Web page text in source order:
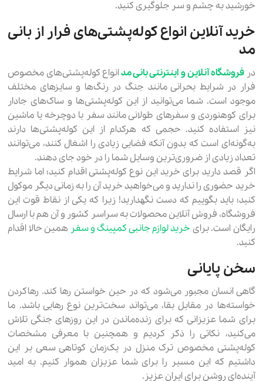
خورشید به چشم و سر جلوگیری کنید.
خرید آنلاین انواع کوله‌پشتی‌های فرار از بانی
مد
در فروشگاه آنلاین و اینترنتی بانی مدانواع کوله‌پشتی‌های مخصوص
فرار در شرایط بحرانی مانند جنگ در رنگ‌ها و سایزهای مختلف
موجود است. شما می‌توانید از این کوله‌پشتی‌ها و ساک‌های جادار
برای کوهنوردی و سفرهای طولانی مانند سفر با دوچرخه یا ماشین
نیز استفاده کنید. حجمی که هرکدام از این کوله‌پشتی‌ها دارند
به‌گونه‌ای است که بدون آنکه فضایی زیادی را اشغال کنند، می‌توانند
تعداد زیادی از ضروری‌ترین وسایل شما را در خود جای دهند.
اگر قصد دارید برای خرید این نوع کوله‌پشتی اقدام کنید؛ اما شرایط
خرید حضوری را ندارید و می‌خواهید خرید آن را به زمانی دیگر موکول
کنید؛ باید بگوییم که دست نگهدارید! زیرا که یکی از نقاط قوت این
فروشگاه، فروش آنلاین محصولات به سراسر کشور و آن هم با ارسال
رایگان است. برای خرید لوازم جانبی کمپینگ و سفر همین حالا اقدام
کنید.
سخن پایانی
گاهی انسان مجبور می‌شود که در حین خواستن رها کند. رهاکردن
خواسته‌ها در مقابل بقا، می‌تواند سخت‌ترین نوع رهایی باشد. ما
برای شما عزیزانی که برای زنده‌ماندن در این روزهای جنگی تلاش
می‌کنید، نکاتی را ذکر کردیم و همچنین با معرفی مشخصات
کوله‌پشتی مخصوص ترک منزل در یک‌زمان کوتاهی سعی بر این
داشتیم که این مسیر را برای شما عزیزان هموار کنیم. به امید
آینده‌ای روشن برای ایران عزیز.